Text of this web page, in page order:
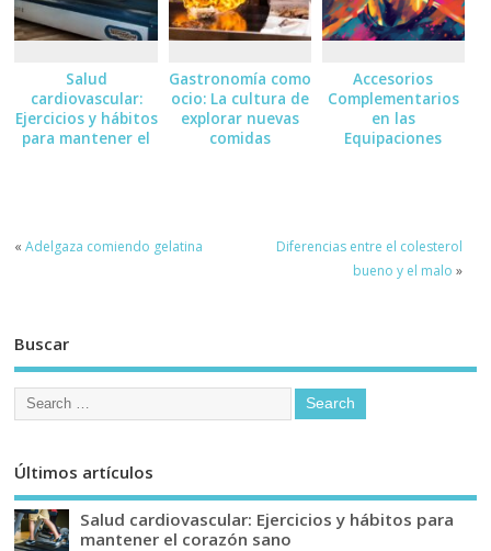
Salud
cardiovascular:
Ejercicios y hábitos
para mantener el
Gastronomía como
ocio: La cultura de
explorar nuevas
comidas
Accesorios
Complementarios
en las
Equipaciones
«Adelgaza comiendo gelatina
Diferencias entre el colesterol
bueno y el malo »
Buscar
Últimos artículos
Salud cardiovascular: Ejercicios y hábitos para
mantener el corazón sano